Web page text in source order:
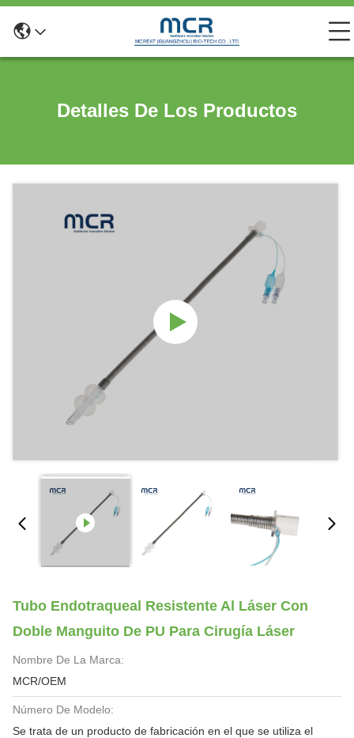
Detalles De Los Productos
Tubo Endotraqueal Resistente Al Láser Con
Doble Manguito De PU Para Cirugía Láser
Nombre De La Marca:
MCR/OEM
Número De Modelo:
Se trata de un producto de fabricación en el que se utiliza el